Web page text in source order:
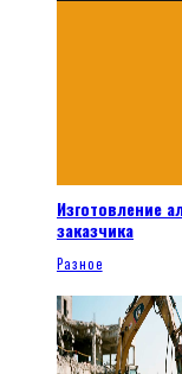
Изготовление
заказчика
Разное